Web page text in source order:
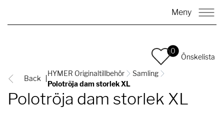
Meny
0
Önskelista
Back
HYMER Originaltillbehör
Samling
Polotröja dam storlek XL
Polotröja dam storlek XL